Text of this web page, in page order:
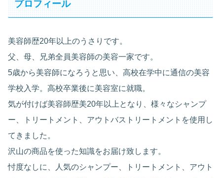
プロフィール
美容師歴20年以上のうさりです。
父、母、兄弟全員美容師の美容一家です。
5歳から美容師になろうと思い、高校在学中に通信の美容
学校入学。高校卒業後に美容室に就職。
気が付けば美容師歴美20年以上となり、様々なシャンプ
ー、トリートメント、アウトバストリートメントを使用し
てきました。
沢山の商品を使った知識をお届け致します。
忖度なしに、人気のシャンプー、トリートメント、アウト